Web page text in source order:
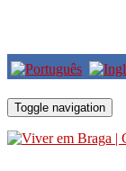
Toggle navigation
Voltar
Home